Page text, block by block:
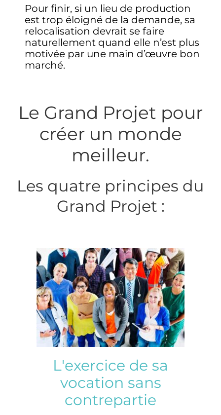
Pour finir, si un lieu de production
est trop éloigné de la demande, sa
relocalisation devrait se faire
naturellement quand elle n’est plus
motivée par une main d’œuvre bon
marché.
Le Grand Projet pour
créer un monde
meilleur.
Les quatre principes du
Grand Projet :
L'exercice de sa
vocation sans
contrepartie